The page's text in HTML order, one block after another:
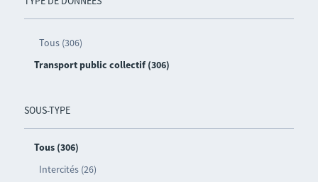
Tous (306)
Transport public collectif (306)
SOUS-TYPE
Tous (306)
Intercités (26)